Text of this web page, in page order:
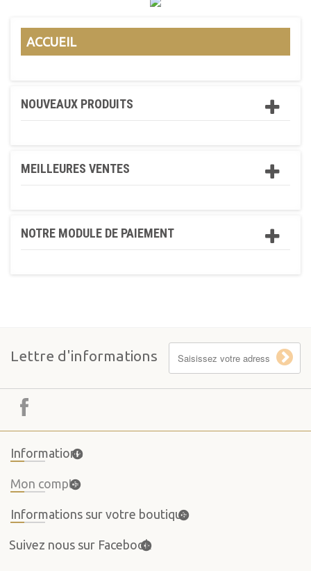
ACCUEIL
NOUVEAUX PRODUITS
MEILLEURES VENTES
NOTRE MODULE DE PAIEMENT
Lettre d'informations
Informations
Mon compte
Informations sur votre boutique
Suivez nous sur Facebook